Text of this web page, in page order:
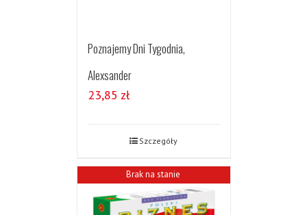
Poznajemy Dni Tygodnia,
Alexsander
23,85 zł
Szczegóły
Brak na stanie